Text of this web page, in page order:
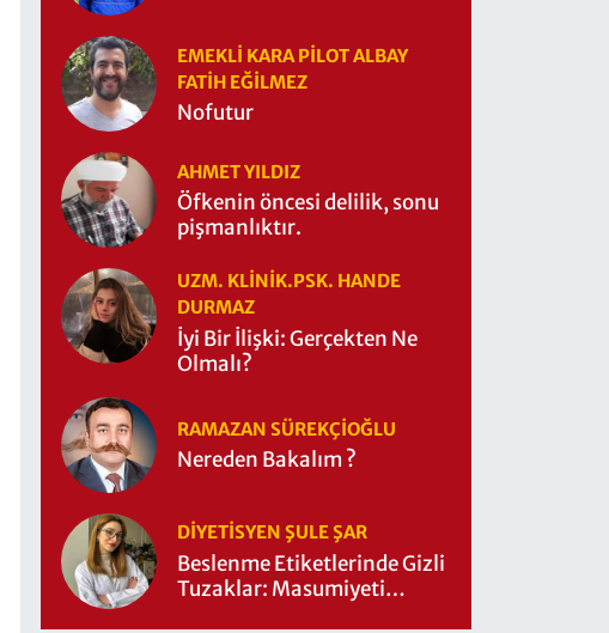
EMEKLI KARA PILOT ALBAY
FATIH EĞİLMEZ
Nofutur
AHMET YILDIZ
Öfkenin öncesi delilik, sonu
pişmanlıktır.
UZM. KLINIK.PSK. HANDE
DURMAZ
İyi Bir İlişki: Gerçekten Ne
Olmalı?
RAMAZAN SÜREKÇIOĞLU
Nereden Bakalım ?
DIYETISYEN ŞULE ŞAR
Beslenme Etiketlerinde Gizli
Tuzaklar: Masumiyeti